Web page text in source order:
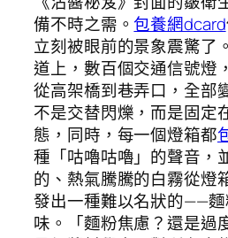
備不時之需。包養網dcard
立刻被眼前的景象震驚了
道上，數百個交通信號燈
從高架橋到巷弄口，全部
不是交替閃爍，而是固定
態，同時，每一個燈箱都
種「咕嚕咕嚕」的聲音，
的、熱氣騰騰的白霧從燈
發出一種難以名狀的——
味。「麵粉焦慮？還是過